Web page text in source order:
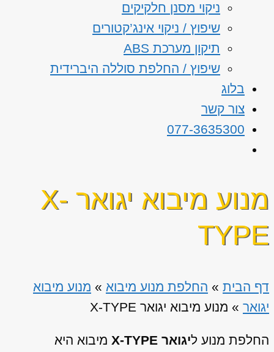
ניקוי מסנן חלקיקים
שיפוץ / ניקוי אינג’קטורים
תיקון מערכת ABS
שיפוץ / החלפת סוללה היברידית
בלוג
צור קשר
077-3635300
מנוע מיבוא יגואר X-
TYPE
דף הבית » החלפת מנוע מיבוא » מנוע מיבוא
יגואר » מנוע מיבוא יגואר X-TYPE
החלפת מנוע ליגואר X-TYPE
מיבוא היא